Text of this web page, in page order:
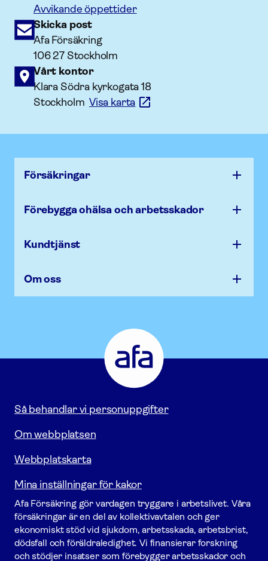
Avvikande öppettider
Skicka post
Afa Försäkring
106 27 Stockholm
Vårt kontor
Klara Södra kyrkogata 18
StockholmVisa karta
Försäk­ringar
Förebygga ohälsa och arbets­skador
Kundtjänst
Om oss
Försäkring
Gå
till
startsidan
Så behandlar vi personuppgifter
Om webbplatsen
Webbplatskarta
Mina inställningar för kakor
Afa För­säkring gör vardagen tryggare i arbetslivet. Våra
försäk­ringar är en del av kollektivavtalen och ger
ekonomiskt stöd vid sjukdom, arbetsskada, arbetsbrist,
dödsfall och föräldraledighet. Vi finansierar forskning
och stödjer insatser som förebygger arbets­skador och